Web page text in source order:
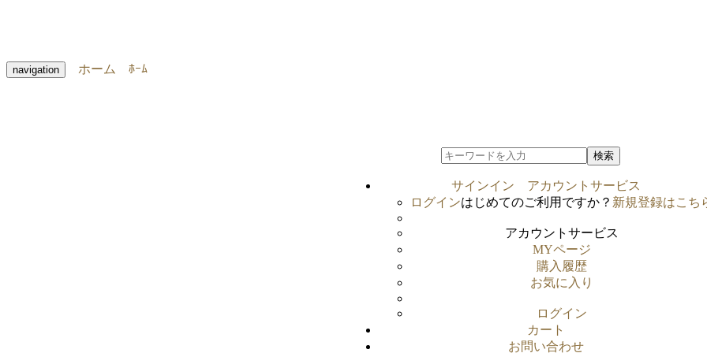
navigation ホーム ﾎｰﾑ
検索
サインイン
アカウントサービス
ログインはじめてのご利用ですか？ 新規登録はこち
アカウントサービス
MYページ
購入履歴
お気に入り
ログイン
カート
お問い合わせ